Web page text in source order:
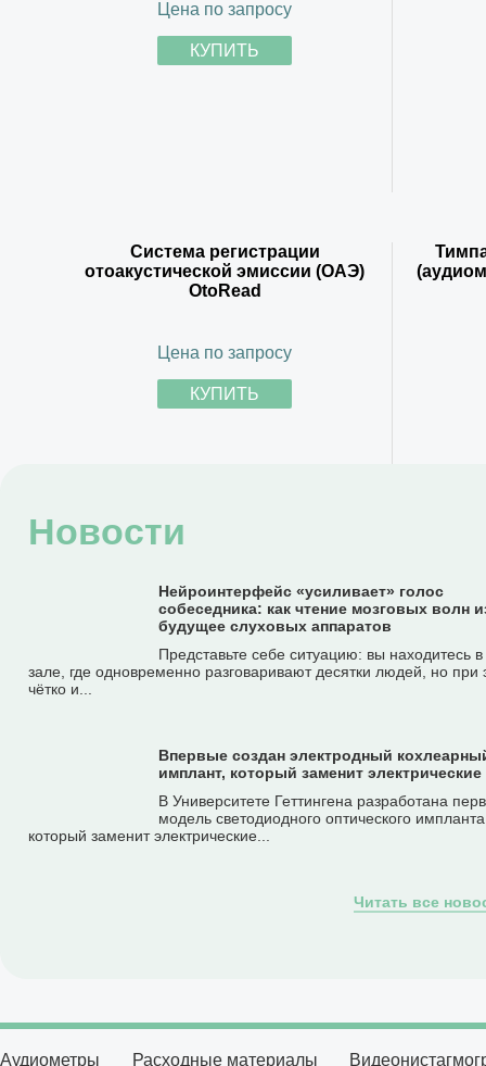
Цена по запросу
КУПИТЬ
Система регистрации
отоакустической эмиссии (ОАЭ)
OtoRead
Цена по запросу
КУПИТЬ
Новости
Нейроинтерфейс «усиливает» голос
собеседника: как чтение мозговых волн
будущее слуховых аппаратов
Представьте себе ситуацию: вы находитесь
зале, где одновременно разговаривают десятки людей, но при
чётко и...
Впервые создан электродный
имплант, который заменит электрические
В Университете Геттингена разработана
модель светодиодного оптического
который заменит электрические...
Читать все
Аудиометры Расходные материалы